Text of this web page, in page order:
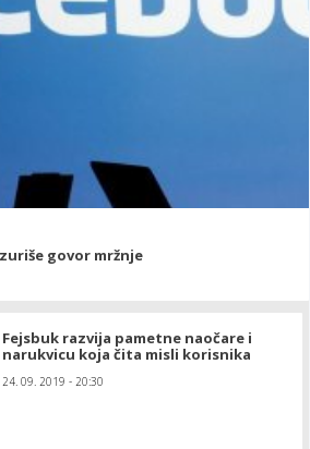
govor mržnje
Fejsbuk razvija pametne naočare i
narukvicu koja čita misli korisnika
24. 09. 2019 - 20:30